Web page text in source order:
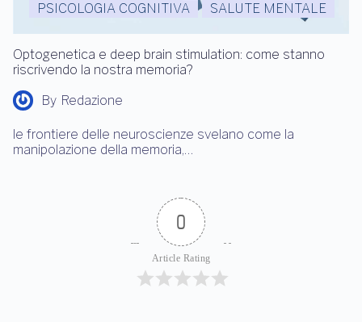
PSICOLOGIA COGNITIVA SALUTE MENTALE
Optogenetica e deep brain stimulation: come stanno
riscrivendo la nostra memoria?
By Redazione
le frontiere delle neuroscienze svelano come la
manipolazione della memoria,…
0
Article Rating